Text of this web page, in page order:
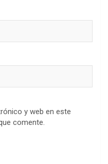
y web en este
comente.